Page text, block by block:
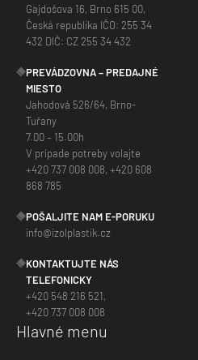
Gajdošova 16, Brno 615 00,
Česká republika IČO: 255 34
432 DIČ: CZ 255 34 432
PREVÁDZOVNA – PREDAJNÉ
MIESTO
Jahodová 526/64, Brno-
Tuřany
7.00 – 15.00h
V prípade potreby volajte
+420 737 008 008, +420 608
868 785
POŠALJITE NAM E-PORUKU
info@izolplastik.cz
KONTAKTUJTE NÁS
TELEFONICKY
+420 548 216 521,
+420 737 008 008
Hlavné menu